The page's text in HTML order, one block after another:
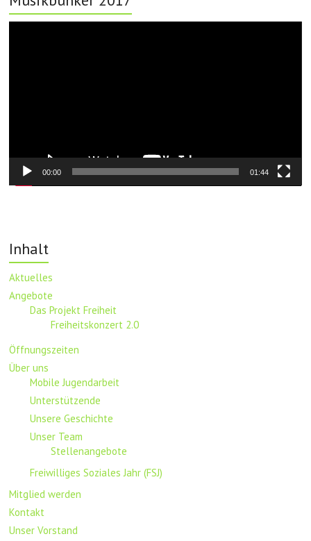
00:00 01:44
Inhalt
Aktuelles
Angebote
Das Projekt Freiheit
Freiheitskonzert 2.0
Öffnungszeiten
Über uns
Mobile Jugendarbeit
Unterstützende
Unsere Geschichte
Unser Team
Stellenangebote
Freiwilliges Soziales Jahr (FSJ)
Mitglied werden
Kontakt
Unser Vorstand